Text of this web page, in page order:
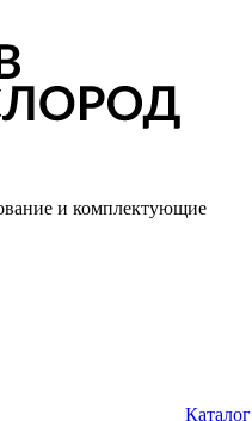
и комплектующие
Каталог